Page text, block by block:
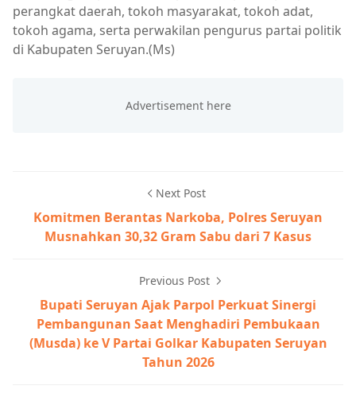
perangkat daerah, tokoh masyarakat, tokoh adat,
tokoh agama, serta perwakilan pengurus partai politik
di Kabupaten Seruyan.(Ms)
Next Post
Komitmen Berantas Narkoba, Polres Seruyan
Musnahkan 30,32 Gram Sabu dari 7 Kasus
Previous Post
Bupati Seruyan Ajak Parpol Perkuat Sinergi
Pembangunan Saat Menghadiri Pembukaan
(Musda) ke V Partai Golkar Kabupaten Seruyan
Tahun 2026